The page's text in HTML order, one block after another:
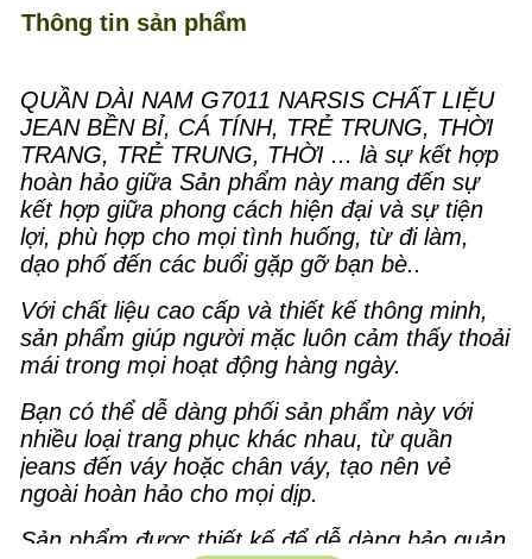
Thông tin sản phẩm
QUẦN DÀI NAM G7011 NARSIS CHẤT LIỆU
JEAN BỀN BỈ, CÁ TÍNH, TRẺ TRUNG, THỜI
TRANG, TRẺ TRUNG, THỜI ... là sự kết hợp
hoàn hảo giữa Sản phẩm này mang đến sự
kết hợp giữa phong cách hiện đại và sự tiện
lợi, phù hợp cho mọi tình huống, từ đi làm,
dạo phố đến các buổi gặp gỡ bạn bè..
Với chất liệu cao cấp và thiết kế thông minh,
sản phẩm giúp người mặc luôn cảm thấy thoải
mái trong mọi hoạt động hàng ngày.
Bạn có thể dễ dàng phối sản phẩm này với
nhiều loại trang phục khác nhau, từ quần
jeans đến váy hoặc chân váy, tạo nên vẻ
ngoài hoàn hảo cho mọi dịp.
Sản phẩm được thiết kế để dễ dàng bảo quản,